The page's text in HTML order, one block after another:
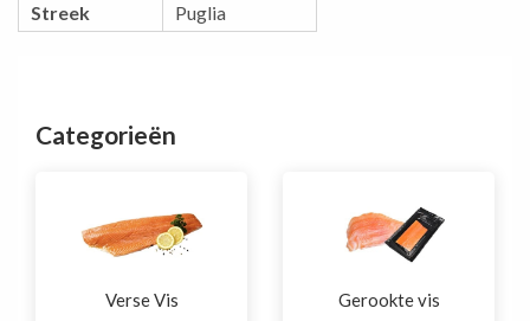
Streek
Puglia
Categorieën
Verse Vis Gerookte vis